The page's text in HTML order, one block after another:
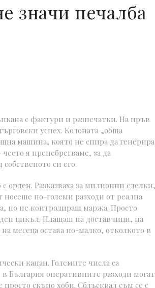
значи печалба
с фактури и разпечатки. На пръв
успех. Колоната „обща
машина, която не спира да генерира
я пренебрегваме, за да
си его.
орден. Разказваха за милионни сделки,
по-големи разходи от реална
но не контролираш маржа. Просто
цикъл. Плащаш на доставчици, на
месеца остава по-малко, отколкото в
капан. Големите числа са
България оперативните разходи могат
просто скъпо хоби. Сблъсквал съм се с